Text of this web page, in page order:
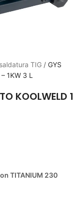
TIG / GYS
1KW 3 L
KOOLWELD 1
TITANIUM 230